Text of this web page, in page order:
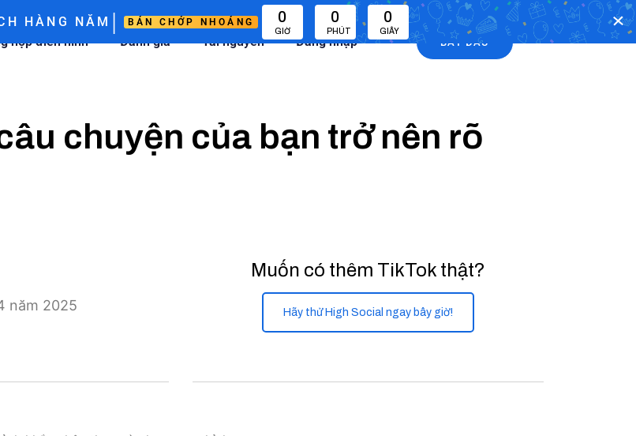
HÀNG NĂM | BÁN CHỚP NHOÁNG 0
GIỜ
0
PHÚT
0
GIÂY
hợp điển hình Đánh giá Tài nguyên Đăng nhập BẮT ĐẦU
chuyện của bạn trở nên rõ
năm 2025
Muốn có thêm TikTok thật?
Hãy thử High Social ngay bây giờ!